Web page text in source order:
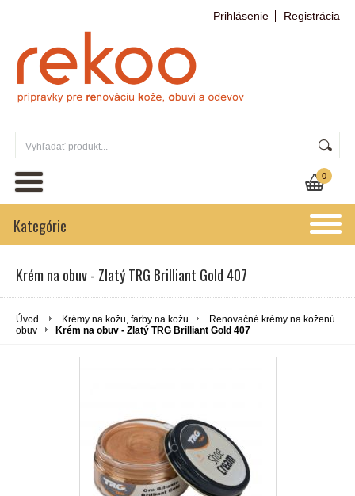
Prihlásenie Registrácia
0
Kategórie
Krém na obuv - Zlatý TRG Brilliant Gold 407
Úvod Krémy na kožu, farby na kožu
Renovačné krémy na koženú
obuv
Krém na obuv - Zlatý TRG Brilliant Gold 407